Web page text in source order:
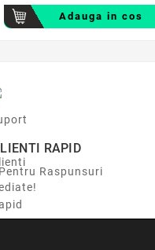
Adauga in cos
RAPID
Raspunsuri